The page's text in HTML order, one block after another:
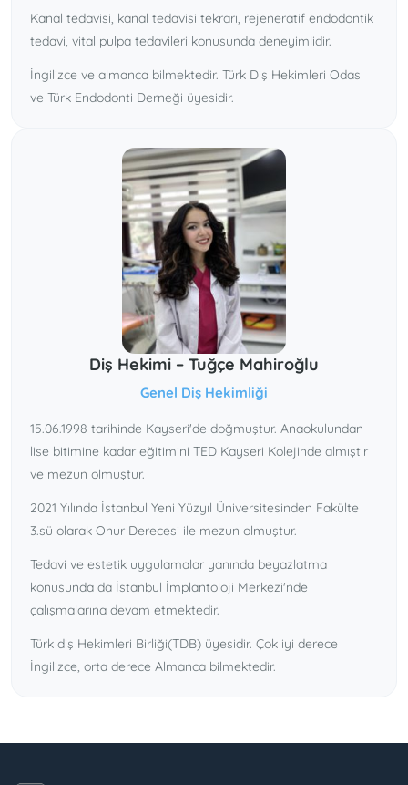
Kanal tedavisi, kanal tedavisi tekrarı, rejeneratif endodontik
tedavi, vital pulpa tedavileri konusunda deneyimlidir.
İngilizce ve almanca bilmektedir. Türk Diş Hekimleri Odası
ve Türk Endodonti Derneği üyesidir.
Diş Hekimi – Tuğçe Mahiroğlu
Genel Diş Hekimliği
15.06.1998 tarihinde Kayseri'de doğmuştur. Anaokulundan
lise bitimine kadar eğitimini TED Kayseri Kolejinde almıştır
ve mezun olmuştur.
2021 Yılında İstanbul Yeni Yüzyıl Üniversitesinden Fakülte
3.sü olarak Onur Derecesi ile mezun olmuştur.
Tedavi ve estetik uygulamalar yanında beyazlatma
konusunda da İstanbul İmplantoloji Merkezi'nde
çalışmalarına devam etmektedir.
Türk diş Hekimleri Birliği(TDB) üyesidir. Çok iyi derece
İngilizce, orta derece Almanca bilmektedir.